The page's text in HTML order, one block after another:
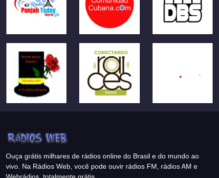
Ouça grátis milhares de rádios online do Brasil e do mundo ao
vivo. Na Rádios Web, você pode ouvir rádios FM, rádios AM e